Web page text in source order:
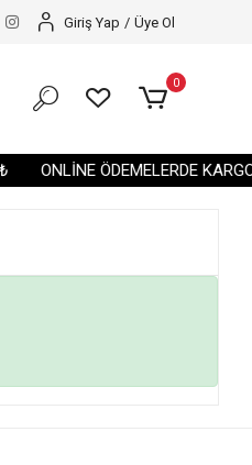
ONLİNE ÖDEMELERDE
Giriş Yap / Üye Ol
0